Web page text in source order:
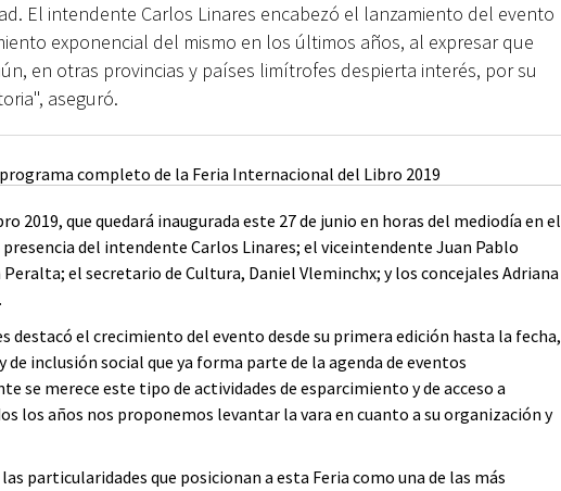
El intendente Carlos Linares encabezó el lanzamiento del evento
exponencial del mismo en los últimos años, al expresar que
en otras provincias y países limítrofes despierta interés, por su
aseguró.
2019, que quedará inaugurada este 27 de junio en horas del mediodía en el
del intendente Carlos Linares; el viceintendente Juan Pablo
el secretario de Cultura, Daniel Vleminchx; y los concejales Adriana
destacó el crecimiento del evento desde su primera edición hasta la fecha,
inclusión social que ya forma parte de la agenda de eventos
se merece este tipo de actividades de esparcimiento y de acceso a
los años nos proponemos levantar la vara en cuanto a su organización y
particularidades que posicionan a esta Feria como una de las más